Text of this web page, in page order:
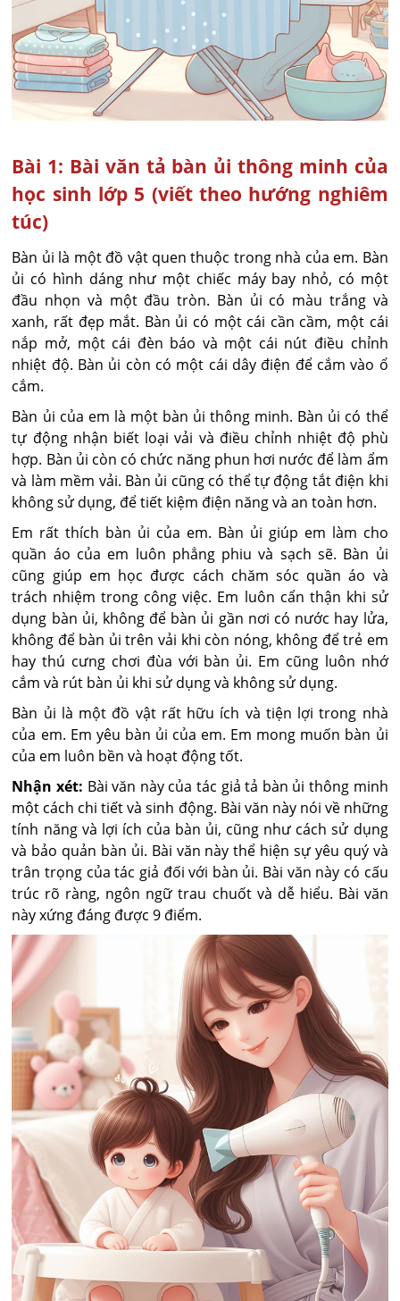
Bài 1: Bài văn tả bàn ủi thông minh của
học sinh lớp 5 (viết theo hướng nghiêm
túc)
Bàn ủi là một đồ vật quen thuộc trong nhà của em. Bàn
ủi có hình dáng như một chiếc máy bay nhỏ, có một
đầu nhọn và một đầu tròn. Bàn ủi có màu trắng và
xanh, rất đẹp mắt. Bàn ủi có một cái cần cầm, một cái
nắp mở, một cái đèn báo và một cái nút điều chỉnh
nhiệt độ. Bàn ủi còn có một cái dây điện để cắm vào ổ
cắm.
Bàn ủi của em là một bàn ủi thông minh. Bàn ủi có thể
tự động nhận biết loại vải và điều chỉnh nhiệt độ phù
hợp. Bàn ủi còn có chức năng phun hơi nước để làm ẩm
và làm mềm vải. Bàn ủi cũng có thể tự động tắt điện khi
không sử dụng, để tiết kiệm điện năng và an toàn hơn.
Em rất thích bàn ủi của em. Bàn ủi giúp em làm cho
quần áo của em luôn phẳng phiu và sạch sẽ. Bàn ủi
cũng giúp em học được cách chăm sóc quần áo và
trách nhiệm trong công việc. Em luôn cẩn thận khi sử
dụng bàn ủi, không để bàn ủi gần nơi có nước hay lửa,
không để bàn ủi trên vải khi còn nóng, không để trẻ em
hay thú cưng chơi đùa với bàn ủi. Em cũng luôn nhớ
cắm và rút bàn ủi khi sử dụng và không sử dụng.
Bàn ủi là một đồ vật rất hữu ích và tiện lợi trong nhà
của em. Em yêu bàn ủi của em. Em mong muốn bàn ủi
của em luôn bền và hoạt động tốt.
Nhận xét: Bài văn này của tác giả tả bàn ủi thông minh
một cách chi tiết và sinh động. Bài văn này nói về những
tính năng và lợi ích của bàn ủi, cũng như cách sử dụng
và bảo quản bàn ủi. Bài văn này thể hiện sự yêu quý và
trân trọng của tác giả đối với bàn ủi. Bài văn này có cấu
trúc rõ ràng, ngôn ngữ trau chuốt và dễ hiểu. Bài văn
này xứng đáng được 9 điểm.